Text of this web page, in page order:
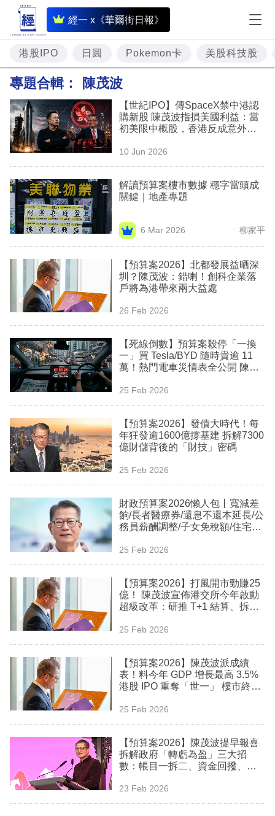
經一 x《華爾街日報》
即
時
財
經
題
投
資
樓
市
理
技
職
場
生
時
事
欄
訂
閱
區
港股IPO 日圓 Pokemon卡 美股科技股
專題合輯： 陳茂波
【世紀IPO】傳SpaceX禁中港認
購新股 陳茂波指損美國利益：當
初美限中概股，香港反成意外受
10 Jun 2026
解讀預算案樓市數據 穩字當頭成
關鍵｜地產專題
6 Mar 2026 柳家平
【預算案2026】北都發展益晒深
圳？陳茂波：錯喇！創科企業落
戶將為港帶來兩大益處
26 Feb 2026
【死線倒數】預算案殺停「一換
一」買 Tesla/BYD 隨時貴逾 11
萬！熱門電車災情表全公開 陳茂
25 Feb 2026
【預算案2026】發債大時代！每
年狂發逾1600億撐基建 拆解7300
億財儲背後的「財技」密碼
25 Feb 2026
財政預算案2026懶人包丨寬減差
餉/長者醫療券/還息不還本延長/公
務員薪酬調整/子女免稅額/住宅印
25 Feb 2026
【預算案2026】打風開市勁賺25
億！ 陳茂波宣佈港交所今年啟動
超級改革：研推 T+1 結算、拆細
25 Feb 2026
【預算案2026】陳茂波派成績
表！料今年 GDP 增長最高 3.5%
港股 IPO 重奪「世一」 樓市終結
25 Feb 2026
【預算案2026】陳茂波提早報喜
拆解政府「轉虧為盈」三大招
數：帳目一拆二、資金回撥、印
債近10萬
23 Feb 2026